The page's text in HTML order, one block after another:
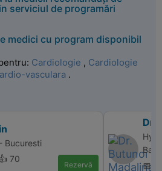
serviciul de programări
medici cu program disponibil
Cardiologie , Cardiologie
vasculara .
Bucuresti
70
Rezervă
Dr.
📅